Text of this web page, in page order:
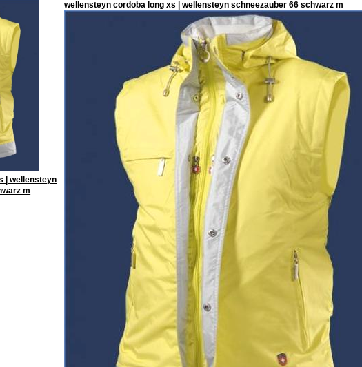
| wellensteyn
m
wellensteyn cordoba long xs | wellensteyn schneezauber 66 schwarz m